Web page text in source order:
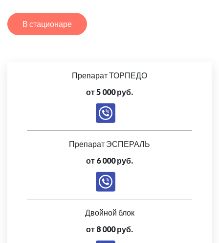
В стационаре
Препарат ТОРПЕДО
от 5 000 руб.
Препарат ЭСПЕРАЛЬ
от 6 000 руб.
Двойной блок
от 8 000 руб.